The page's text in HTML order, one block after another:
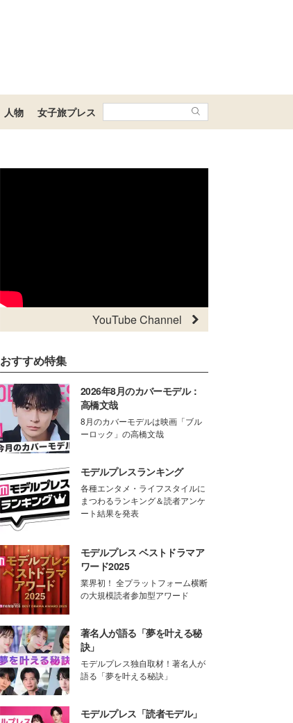
人物 女子旅プレス
YouTube Channel
おすすめ特集
2026年8月のカバーモデル：
高橋文哉
8月のカバーモデルは映画「ブル
ーロック」の高橋文哉
モデルプレスランキング
各種エンタメ・ライフスタイルに
まつわるランキング＆読者アンケ
ート結果を発表
モデルプレス ベストドラマア
ワード2025
業界初！ 全プラットフォーム横断
の大規模読者参加型アワード
著名人が語る「夢を叶える秘
訣」
モデルプレス独自取材！著名人が
語る「夢を叶える秘訣」
モデルプレス「読者モデル」